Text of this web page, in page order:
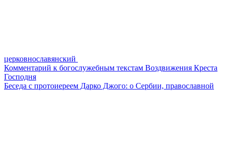
церковнославянский
Комментарий к богослужебным текстам Воздвижения Креста
Господня
Беседа с протоиереем Дарко Джого: о Сербии, православной